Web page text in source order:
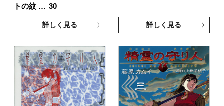
トの紋 … 30
詳しく見る 詳しく見る